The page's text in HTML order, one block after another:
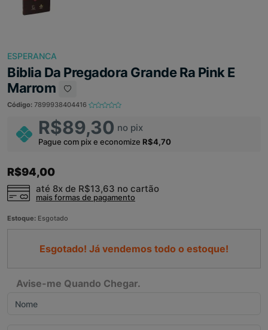
ESPERANCA
Biblia Da Pregadora Grande Ra Pink E
Marrom
Código: 7899938404416
R$89,30 no pix
Pague com pix e economize R$4,70
R$94,00
até 8x de R$13,63 no cartão
mais formas de pagamento
Estoque: Esgotado
Esgotado! Já vendemos todo o estoque!
Avise-me Quando Chegar.